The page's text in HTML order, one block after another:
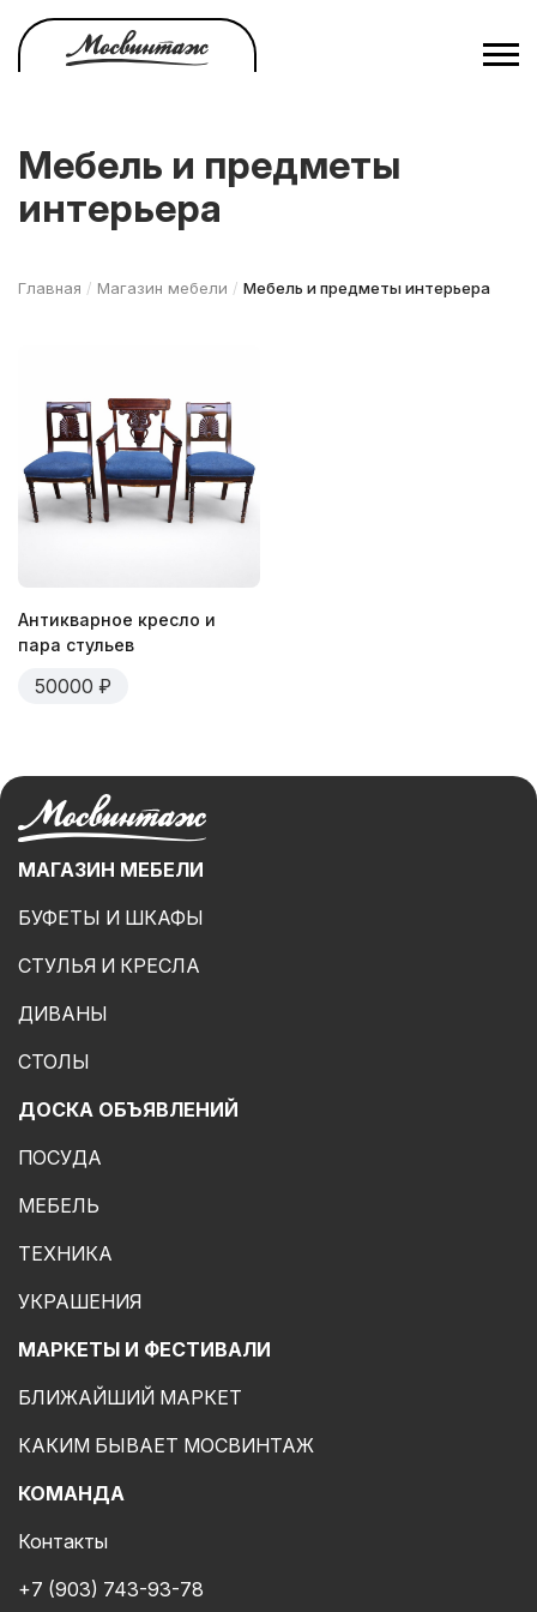
основному
содержанию
Мебель и предметы
интерьера
Главная / Магазин мебели / Мебель и предметы интерьера
Антикварное кресло и
пара стульев
50000
МАГАЗИН МЕБЕЛИ
БУФЕТЫ И ШКАФЫ
СТУЛЬЯ И КРЕСЛА
ДИВАНЫ
СТОЛЫ
ДОСКА ОБЪЯВЛЕНИЙ
ПОСУДА
МЕБЕЛЬ
ТЕХНИКА
УКРАШЕНИЯ
МАРКЕТЫ И ФЕСТИВАЛИ
БЛИЖАЙШИЙ МАРКЕТ
КАКИМ БЫВАЕТ МОСВИНТАЖ
КОМАНДА
Контакты
+7 (903) 743-93-78